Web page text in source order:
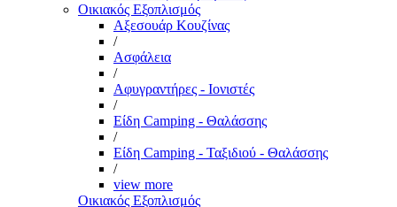
Οικιακός Εξοπλισμός
Αξεσουάρ Κουζίνας
/
Ασφάλεια
/
Αφυγραντήρες - Ιονιστές
/
Είδη Camping - Θαλάσσης
/
Είδη Camping - Ταξιδιού - Θαλάσσης
/
view more
Οικιακός Εξοπλισμός